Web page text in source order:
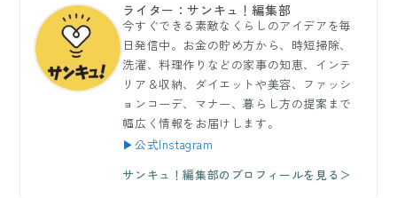
ライター：サンキュ！編集部
今すぐできる素敵なくらしのアイデアを毎
日発信中。お金の貯め方から、時短掃除、
洗濯、料理作りなどの家事の知恵、インテ
リア＆収納、ダイエットや美容、ファッシ
ョンコーデ、マナー、暮らし方の提案まで
幅広く情報をお届けします。
▶公式Instagram
サンキュ！編集部のプロフィールを見る＞